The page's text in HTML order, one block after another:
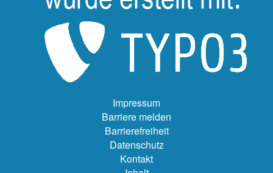
Impressum
Barriere melden
Barrierefreiheit
Datenschutz
Kontakt